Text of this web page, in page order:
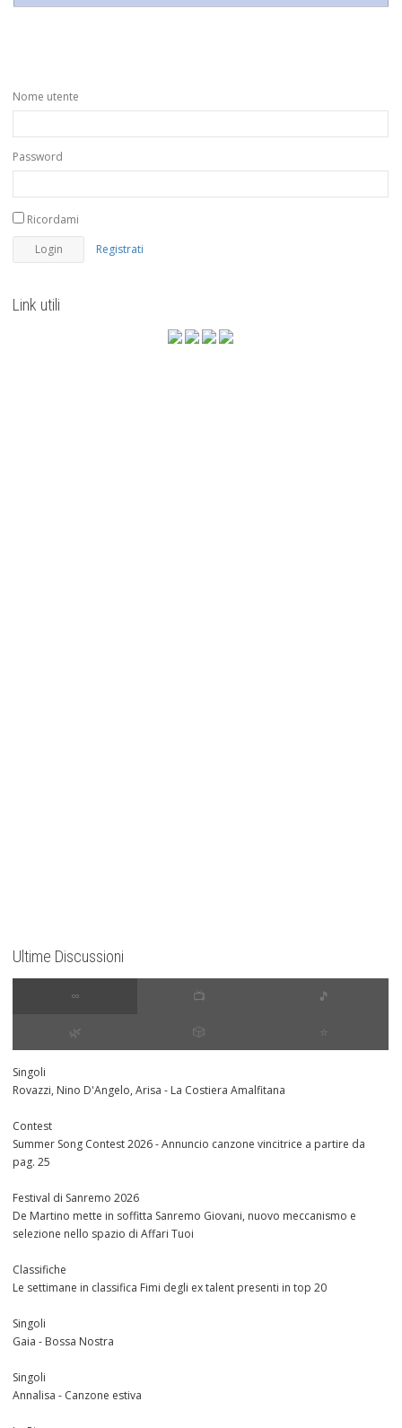
Nome utente
Password
Ricordami
Registrati
Link utili
Ultime Discussioni
∞ 📺 🎵
🌿 🎲 ⭐️
Singoli
Rovazzi, Nino D'Angelo, Arisa - La Costiera Amalfitana
Contest
Summer Song Contest 2026 - Annuncio canzone vincitrice a partire da
pag. 25
Festival di Sanremo 2026
De Martino mette in soffitta Sanremo Giovani, nuovo meccanismo e
selezione nello spazio di Affari Tuoi
Classifiche
Le settimane in classifica Fimi degli ex talent presenti in top 20
Singoli
Gaia - Bossa Nostra
Singoli
Annalisa - Canzone estiva